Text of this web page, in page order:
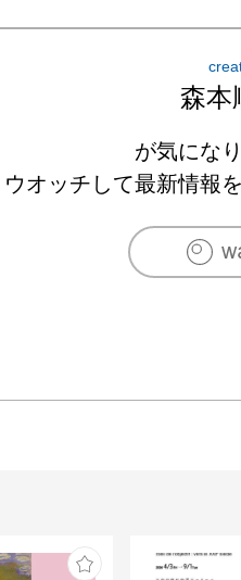
森本
が気にな
ウオッチして最新情報